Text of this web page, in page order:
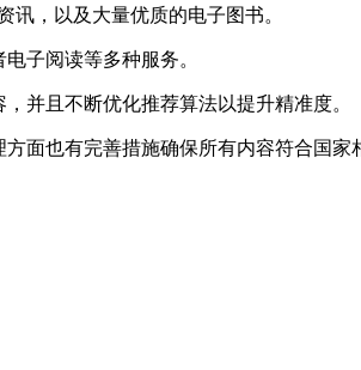
讯，以及大量优质的电子图书。
子阅读等多种服务。
并且不断优化推荐算法以提升精准度。
面也有完善措施确保所有内容符合国家